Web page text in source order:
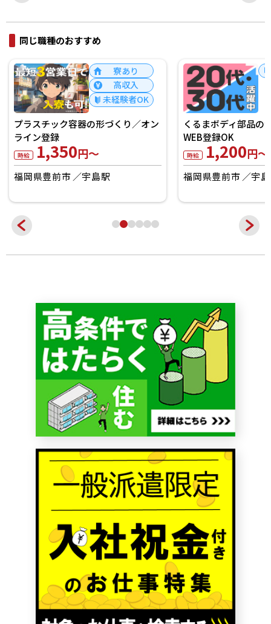
同じ職種のおすすめ
寮あり
高収入
未経験者OK
プラスチック容器の形づくり／オン
ライン登録
時給 1,350円～
福岡県豊前市 宇島駅
くるまボディ部品の
WEB登録OK
時給 1,200円～
福岡県豊前市 宇